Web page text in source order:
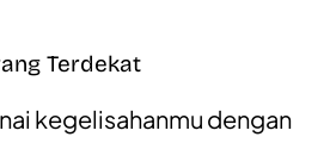
Terdekat
kegelisahanmu dengan